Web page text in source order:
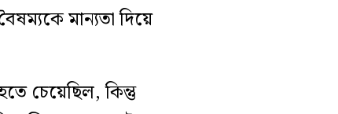
মান্যতা দিয়ে
চেয়েছিল, কিন্তু